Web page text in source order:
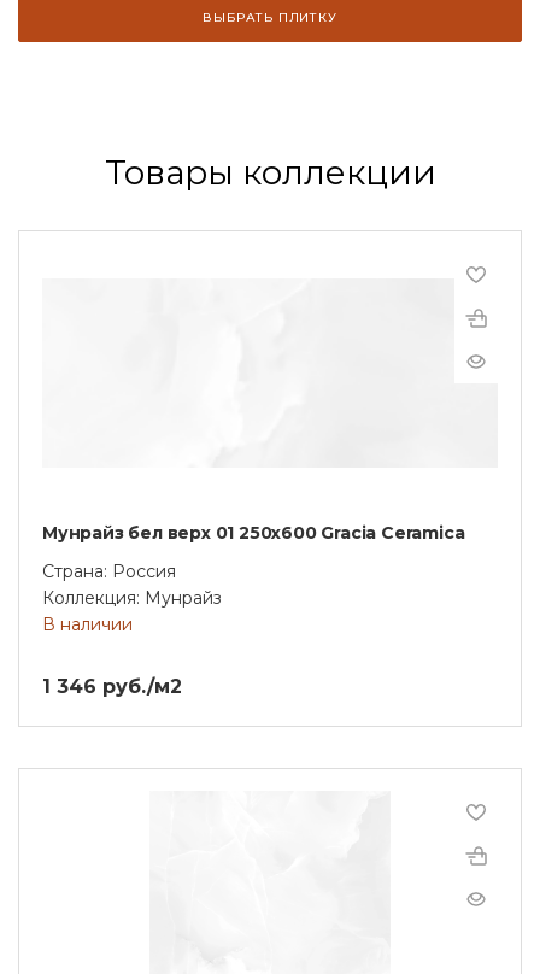
ВЫБРАТЬ ПЛИТКУ
Товары коллекции
Мунрайз бел верх 01 250х600 Gracia Ceramica
Страна: Россия
Коллекция: Мунрайз
В наличии
1 346 руб./м2